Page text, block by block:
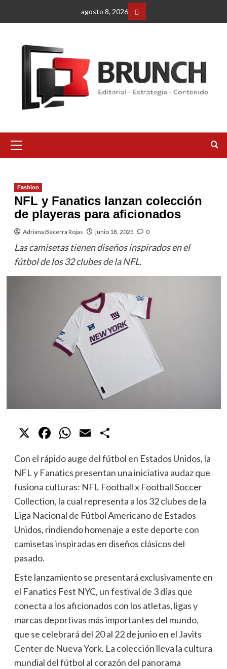
agosto 8, 2026
Facebbok
primario
Fashion
NFL y Fanatics lanzan colección
de playeras para aficionados
Adriana Becerra Rojas junio 18, 2025 0
Las camisetas tienen diseños inspirados en el
fútbol de los 32 clubes de la NFL.
X Facebook
WhatsApp
Email
Con el rápido auge del fútbol en Estados Unidos, la
NFL y Fanatics presentan una iniciativa audaz que
fusiona culturas: NFL Football x Football Soccer
Collection, la cual representa a los 32 clubes de la
Liga Nacional de Fútbol Americano de Estados
Unidos, rindiendo homenaje a este deporte con
camisetas inspiradas en diseños clásicos del
pasado.
Este lanzamiento se presentará exclusivamente en
el Fanatics Fest NYC, un festival de 3 días que
conecta a los aficionados con los atletas, ligas y
marcas deportivas más importantes del mundo,
que se celebrará del 20 al 22 de junio en el Javits
Center de Nueva York. La colección lleva la cultura
mundial del fútbol al corazón del panorama